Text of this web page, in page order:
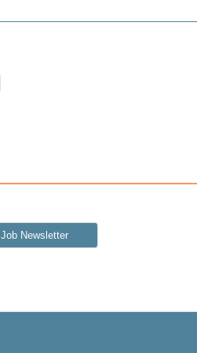
Job Newsletter